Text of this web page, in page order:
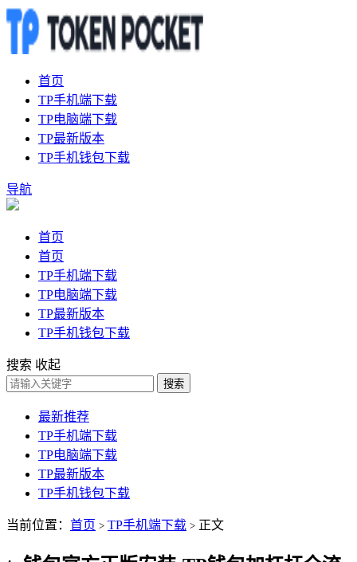
首页
TP手机端下载
TP电脑端下载
TP最新版本
TP手机钱包下载
导航
首页
首页
TP手机端下载
TP电脑端下载
TP最新版本
TP手机钱包下载
搜索 收起
搜索
最新推荐
TP手机端下载
TP电脑端下载
TP最新版本
TP手机钱包下载
当前位置： 首页 > TP手机端下载 > 正文